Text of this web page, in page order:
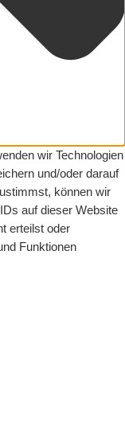
wir Technologien
und/oder darauf
können wir
auf dieser Website
erteilst oder
Funktionen